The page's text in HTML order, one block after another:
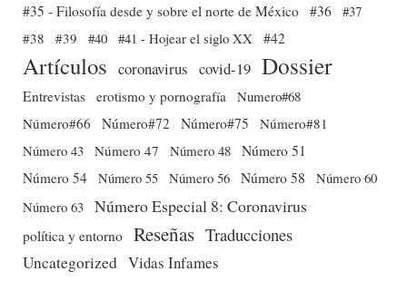
#35 - Filosofía desde y sobre el norte de México #36 #37
#38
#39 #40 #41 - Hojear el siglo XX #42
Artículos coronavirus covid-19 Dossier
Entrevistas erotismo y pornografía
Numero#68
Número#66
Número#72 Número#75
Número#81
Número 43 Número 47 Número 48 Número 51
Número 54 Número 55 Número 56 Número 58
Número 60
Número 63 Número Especial 8: Coronavirus
política y entorno Reseñas Traducciones
Uncategorized Vidas Infames